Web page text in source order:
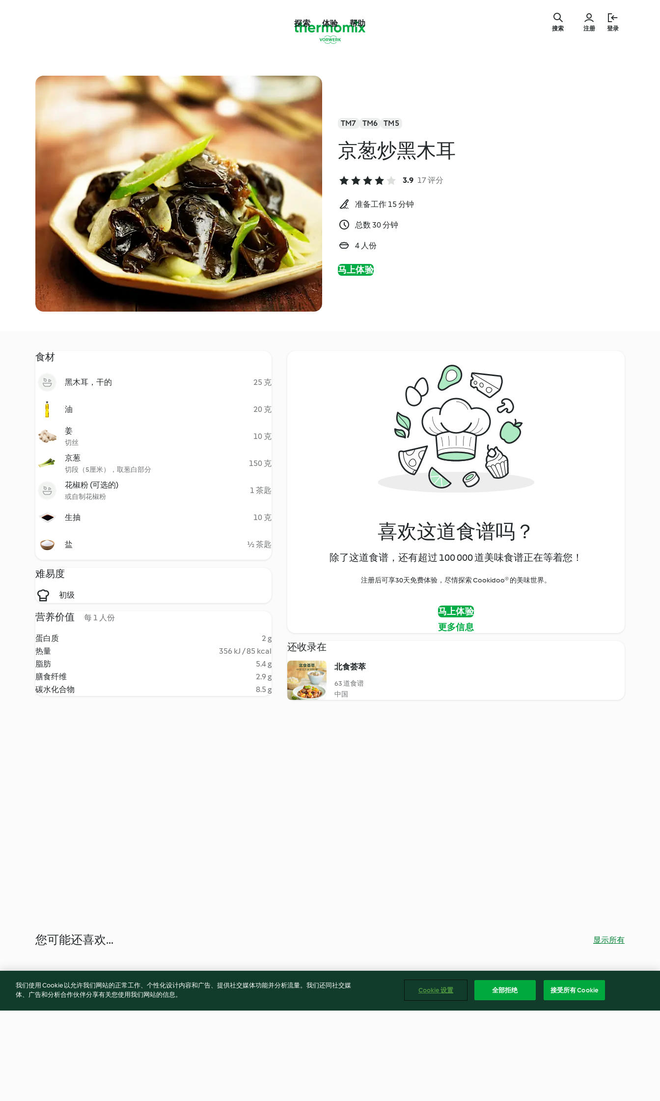
探索 体验 帮助
注册 登录
搜索
TM7 TM6 TM5
京葱炒黑木耳
3.9 17 评分
准备工作 15 分钟
总数 30 分钟
4 人份
马上体验
食材
黑木耳，干的 25 克
油 20 克
姜
切丝
10 克
京葱
切段（5厘米），取葱白部分
150 克
花椒粉 (可选的)
或自制花椒粉
1 茶匙
生抽 10 克
盐 ½ 茶匙
难易度
初级
营养价值 每 1 人份
蛋白质
2 g
热量
356 kJ / 85 kcal
脂肪
5.4 g
膳食纤维
2.9 g
碳水化合物
8.5 g
喜欢这道食谱吗？
除了这道食谱，还有超过 100 000 道美味食谱正在等着您！
注册后可享30天免费体验，尽情探索 Cookidoo® 的美味世界。
马上体验
更多信息
还收录在
北食荟萃
63 道食谱
中国
您可能还喜欢... 显示所有
我们使用 Cookie 以允许我们网站的正常工作、个性化设计内容和广告、提供社交媒体功能并分析流量。我们还同社交媒
体、广告和分析合作伙伴分享有关您使用我们网站的信息。
Cookie 设置 全部拒绝 接受所有 Cookie